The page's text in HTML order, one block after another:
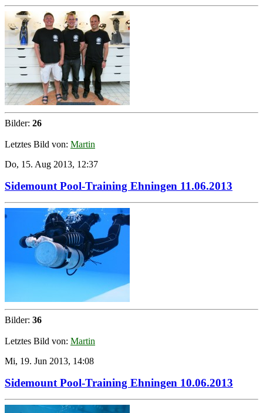
Bilder: 26
Letztes Bild von: Martin
Do, 15. Aug 2013, 12:37
Sidemount Pool-Training Ehningen 11.06.2013
Bilder: 36
Letztes Bild von: Martin
Mi, 19. Jun 2013, 14:08
Sidemount Pool-Training Ehningen 10.06.2013